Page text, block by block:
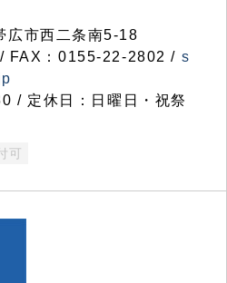
市西二条南5-18
FAX：0155-22-2802 / s
/ 定休日：日曜日・祝祭
可